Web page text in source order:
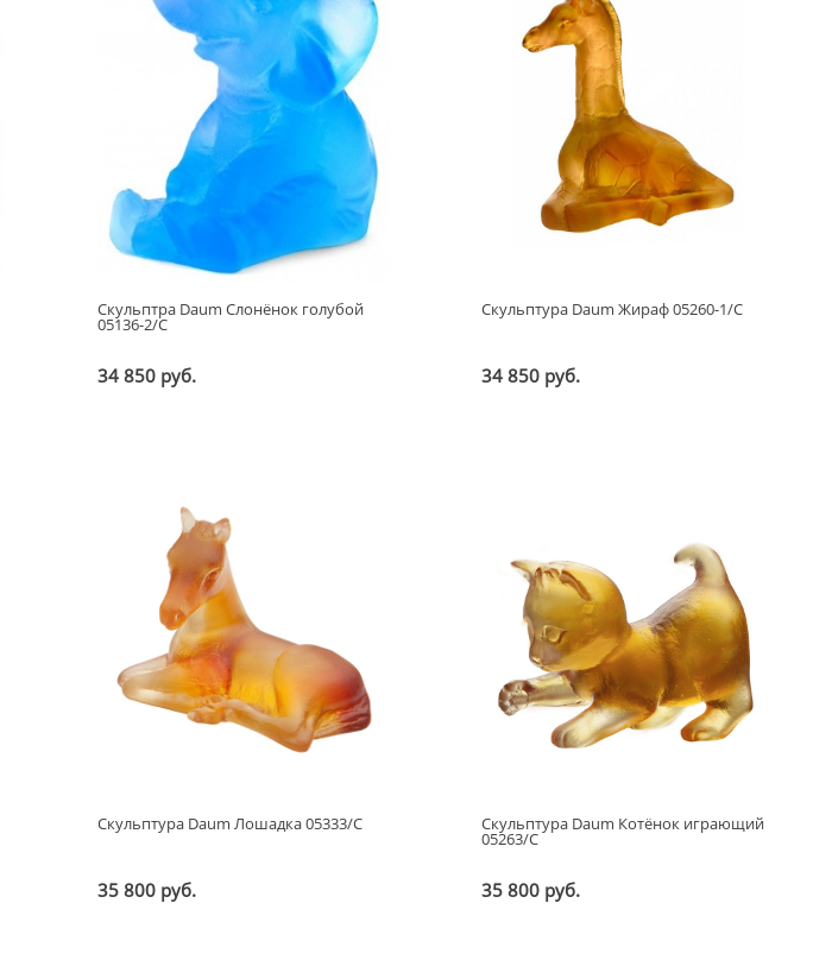
Скульптра Daum Слонёнок голубой
05136-2/C
34 850 руб.
Скульптура Daum Жираф 05260-1/C
34 850 руб.
Скульптура Daum Лошадка 05333/C
35 800 руб.
Скульптура Daum Котёнок играющий
05263/C
35 800 руб.